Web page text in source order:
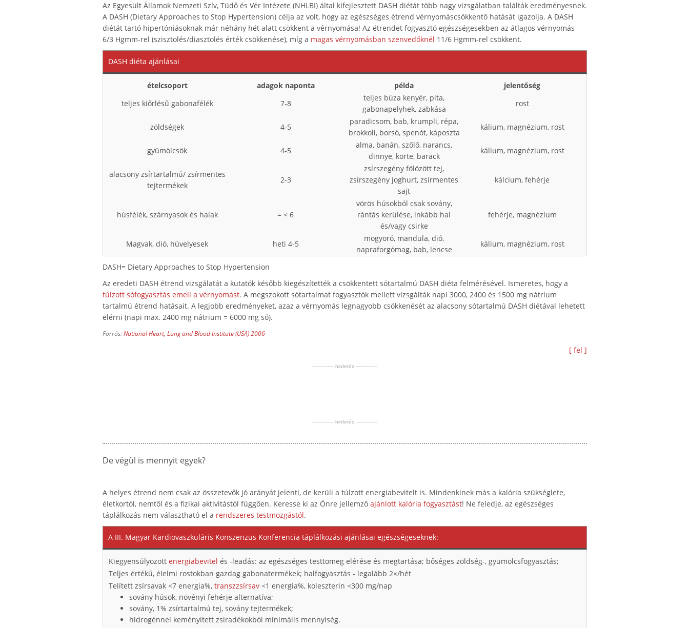
Az Egyesült Államok Nemzeti Szív, Tüdő és Vér Intézete (NHLBI) által kifejlesztett DASH diétát több nagy vizsgálatban találták eredményesnek.
A DASH (Dietary Approaches to Stop Hypertension) célja az volt, hogy az egészséges étrend vérnyomáscsökkentő hatását igazolja. A DASH
diétát tartó hipertóniásoknak már néhány hét alatt csökkent a vérnyomása! Az étrendet fogyasztó egészségesekben az átlagos vérnyomás
6/3 Hgmm-rel (szisztolés/diasztolés érték csökkenése), míg a magas vérnyomásban szenvedőknél 11/6 Hgmm-rel csökkent.
DASH diéta ajánlásai
ételcsoport adagok naponta példa
jelentőség
teljes kiőrlésű gabonafélék
7-8
teljes búza kenyér, pita,
gabonapelyhek, zabkása
rost
zöldségek 4-5
paradicsom, bab, krumpli, répa,
brokkoli, borsó, spenót, káposzta
kálium, magnézium, rost
gyümölcsök 4-5
alma, banán, szőlő, narancs,
dinnye, körte, barack
kálium, magnézium, rost
alacsony zsírtartalmú/ zsírmentes
tejtermékek
2-3
zsírszegény fölözött tej,
zsírszegény joghurt, zsírmentes
sajt
kálcium, fehérje
húsfélék, szárnyasok és halak = < 6
vörös húsokból csak sovány,
rántás kerülése, inkább hal
és/vagy csirke
fehérje, magnézium
Magvak, dió, hüvelyesek heti 4-5
mogyoró, mandula, dió,
napraforgómag, bab, lencse
kálium, magnézium, rost
DASH= Dietary Approaches to Stop Hypertension
Az eredeti DASH étrend vizsgálatát a kutatók később kiegészítették a csökkentett sótartalmú DASH diéta felmérésével. Ismeretes, hogy a
túlzott sófogyasztás emeli a vérnyomást. A megszokott sótartalmat fogyasztók mellett vizsgálták napi 3000, 2400 és 1500 mg nátrium
tartalmú étrend hatásait. A legjobb eredményeket, azaz a vérnyomás legnagyobb csökkenését az alacsony sótartalmú DASH diétával lehetett
elérni (napi max. 2400 mg nátrium = 6000 mg só).
Forrás:National Heart, Lung and Blood Institute (USA) 2006
[ fel ]
-------------- hirdetés --------------
-------------- hirdetés --------------
De végül is mennyit egyek?
A helyes étrend nem csak az összetevők jó arányát jelenti, de kerüli a túlzott energiabevitelt is. Mindenkinek más a kalória szükséglete,
életkortól, nemtől és a fizikai aktivitástól függően. Keresse ki az Önre jellemző ajánlott kalória fogyasztást! Ne feledje, az egészséges
táplálkozás nem választható el a rendszeres testmozgástól.
A III. Magyar Kardiovaszkuláris Konszenzus Konferencia táplálkozási ajánlásai egészségeseknek:
Kiegyensúlyozott energiabevitel és -leadás: az egészséges testtömeg elérése és megtartása; bőséges zöldség-, gyümölcsfogyasztás;
Teljes értékű, élelmi rostokban gazdag gabonatermékek; halfogyasztás - legalább 2×/hét
Telített zsírsavak <7 energia%, transzzsírsav<1 energia%, koleszterin <300 mg/nap
sovány húsok, növényi fehérje alternatíva;
sovány, 1% zsírtartalmú tej, sovány tejtermékek;
hidrogénnel keményített zsiradékokból minimális mennyiség.